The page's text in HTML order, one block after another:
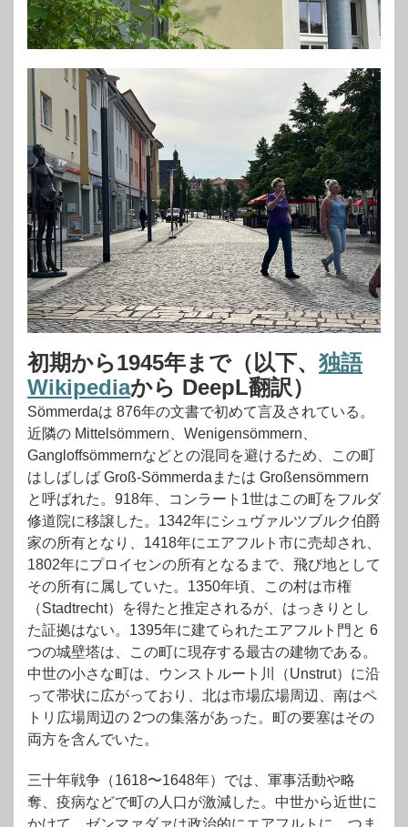
初期から1945年まで（以下、 独語
Wikipediaから DeepL翻訳）
Sömmerdaは 876年の文書で初めて言及されている。
近隣の Mittelsömmern、Wenigensömmern、
Gangloffsömmernなどとの混同を避けるため、この町
はしばしば Groß-Sömmerdaまたは Großensömmern
と呼ばれた。918年、コンラート1世はこの町をフルダ
修道院に移譲した。1342年にシュヴァルツブルク伯爵
家の所有となり、1418年にエアフルト市に売却され、
1802年にプロイセンの所有となるまで、飛び地として
その所有に属していた。1350年頃、この村は市権
（Stadtrecht）を得たと推定されるが、はっきりとし
た証拠はない。1395年に建てられたエアフルト門と 6
つの城壁塔は、この町に現存する最古の建物である。
中世の小さな町は、ウンストルート川（Unstrut）に沿
って帯状に広がっており、北は市場広場周辺、南はペ
トリ広場周辺の 2つの集落があった。町の要塞はその
両方を含んでいた。
三十年戦争（1618〜1648年）では、軍事活動や略
奪、疫病などで町の人口が激減した。中世から近世に
かけて、ゼンマァダァは政治的にエアフルトに、つま